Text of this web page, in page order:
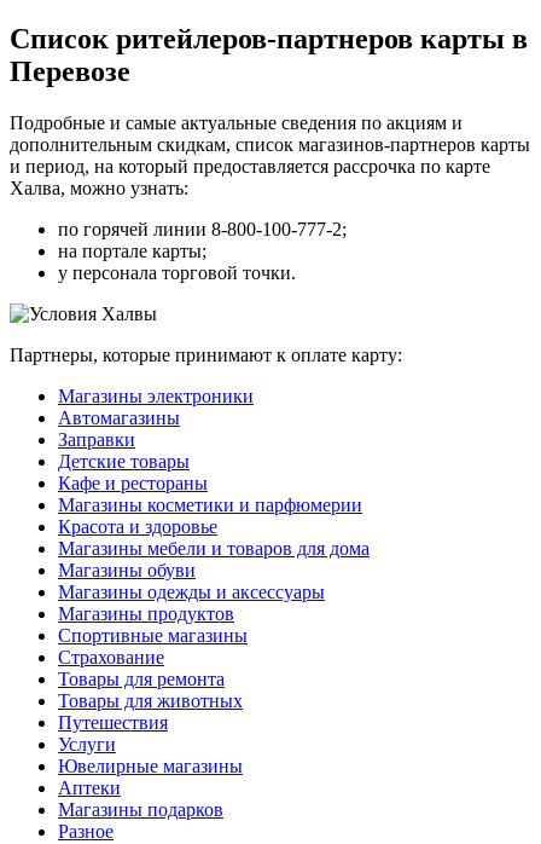
Список ритейлеров-партнеров карты в
Перевозе
Подробные и самые актуальные сведения по акциям и
дополнительным скидкам, список магазинов-партнеров карты
и период, на который предоставляется рассрочка по карте
Халва, можно узнать:
по горячей линии 8-800-100-777-2;
на портале карты;
у персонала торговой точки.
Партнеры, которые принимают к оплате карту:
Магазины электроники
Автомагазины
Заправки
Детские товары
Кафе и рестораны
Магазины косметики и парфюмерии
Красота и здоровье
Магазины мебели и товаров для дома
Магазины обуви
Магазины одежды и аксессуары
Магазины продуктов
Спортивные магазины
Страхование
Товары для ремонта
Товары для животных
Путешествия
Услуги
Ювелирные магазины
Аптеки
Магазины подарков
Разное